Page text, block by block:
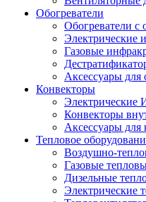
Обогреватели
Обогреватели с
Электрические
Газовые
Аксессуары для
Конвекторы
Электрические
Конвекторы
Аксессуары для
Тепловое
Воздушно-
Газовые
Дизельные
Электрические